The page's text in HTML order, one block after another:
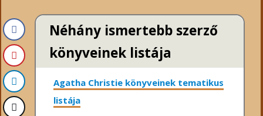
Néhány ismertebb szerző
könyveinek listája
Agatha Christie könyveinek tematikus
listája